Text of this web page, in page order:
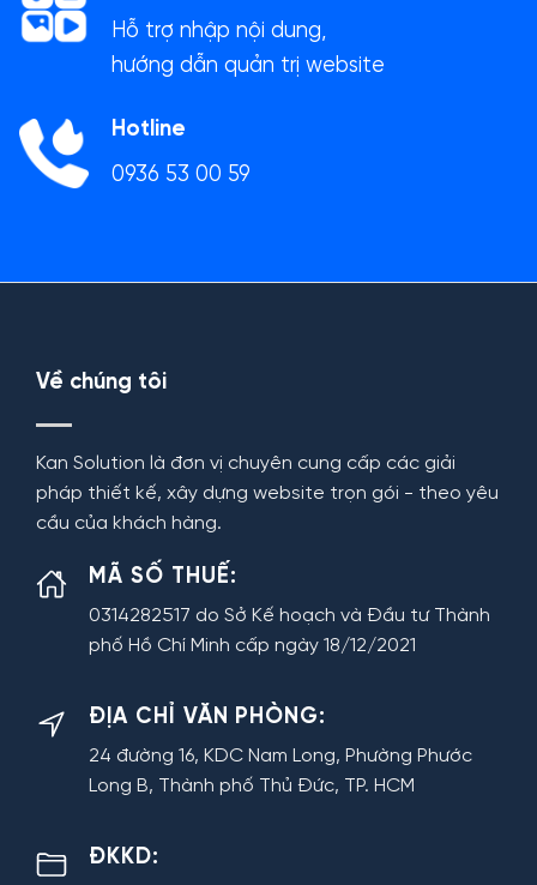
Hỗ trợ nhập nội dung,
hướng dẫn quản trị website
Hotline
0936 53 00 59
Về chúng tôi
Kan Solution là đơn vị chuyên cung cấp các giải
pháp thiết kế, xây dựng website trọn gói - theo yêu
cầu của khách hàng.
MÃ SỐ THUẾ:
0314282517 do Sở Kế hoạch và Đầu tư Thành
phố Hồ Chí Minh cấp ngày 18/12/2021
ĐỊA CHỈ VĂN PHÒNG:
24 đường 16, KDC Nam Long, Phường Phước
Long B, Thành phố Thủ Đức, TP. HCM
ĐKKD: